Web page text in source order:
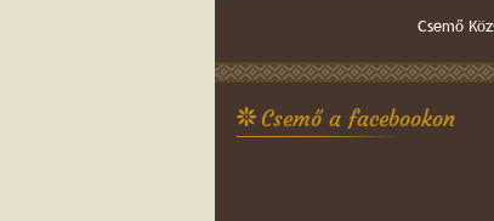
Csemő
Csemő a facebookon